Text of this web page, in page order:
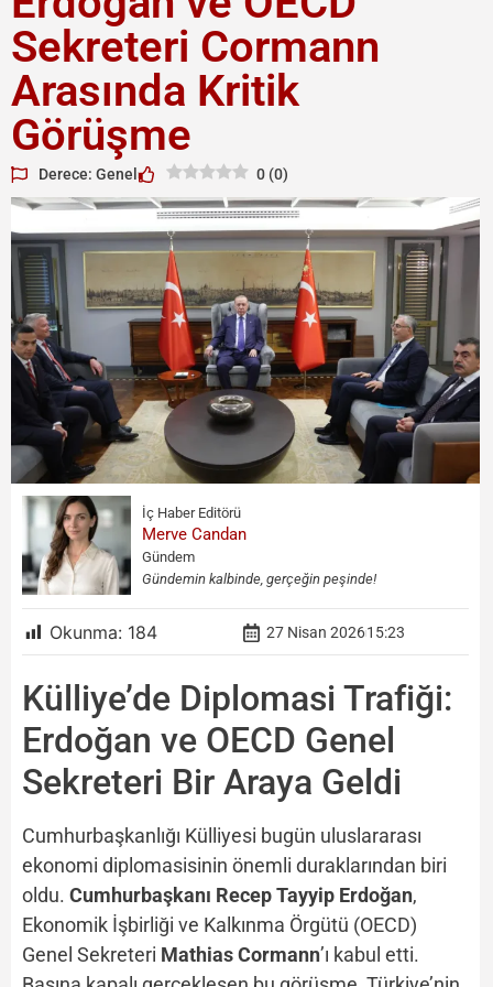
Sekreteri Cormann
Arasında Kritik
Görüşme
Derece: Genel 0 (0)
İç Haber Editörü
Merve Candan
Gündem
Gündemin kalbinde, gerçeğin peşinde!
Okunma: 184 27 Nisan 202615:23
Külliye’de Diplomasi Trafiği:
Erdoğan ve OECD Genel
Sekreteri Bir Araya Geldi
Cumhurbaşkanlığı Külliyesi bugün uluslararası
ekonomi diplomasisinin önemli duraklarından biri
oldu. Cumhurbaşkanı Recep Tayyip Erdoğan,
Ekonomik İşbirliği ve Kalkınma Örgütü (OECD)
Genel Sekreteri Mathias Cormann’ı kabul etti.